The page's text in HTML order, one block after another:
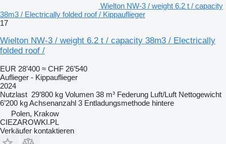
Wielton NW-3 / weight 6.2 t / capacity
38m3 / Electrically folded roof / Kippauflieger
17
Wielton NW-3 / weight 6.2 t / capacity 38m3 / Electrically
folded roof /
EUR 28’400 ≈ CHF 26’540
Auflieger - Kippauflieger
2024
Nutzlast 29’800 kg Volumen 38 m³ Federung Luft/Luft Nettogewicht
6’200 kgAchsenanzahl 3 Entladungsmethode hintere
Polen, Krakow
CIEZAROWKI.PL
Verkäufer kontaktieren